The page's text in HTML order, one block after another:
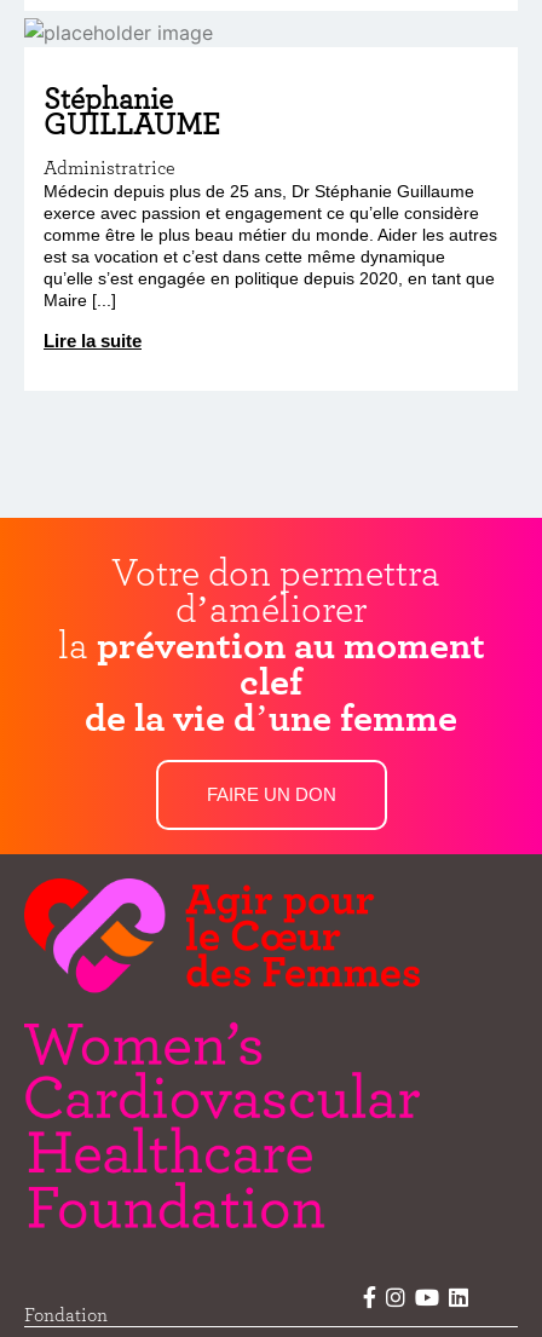
Stéphanie
GUILLAUME
Administratrice
Médecin depuis plus de 25 ans, Dr Stéphanie Guillaume
exerce avec passion et engagement ce qu’elle considère
comme être le plus beau métier du monde. Aider les autres
est sa vocation et c’est dans cette même dynamique
qu’elle s’est engagée en politique depuis 2020, en tant que
Maire [...]
Lire la suite
Votre don permettra
d’améliorer
la prévention au moment
clef
de la vie d’une femme
FAIRE UN DON
Fondation